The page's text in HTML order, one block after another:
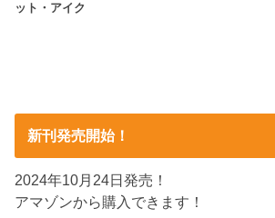
ット・アイク
新刊発売開始！
2024年10月24日発売！
アマゾンから購入できます！